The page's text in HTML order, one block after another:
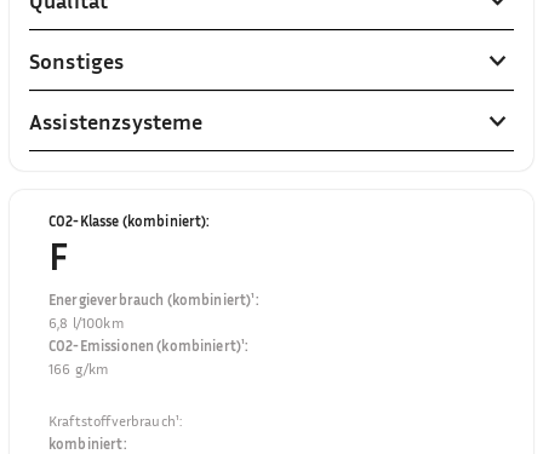
Sonstiges
Assistenzsysteme
CO2-Klasse (kombiniert):
F
Energieverbrauch (kombiniert)¹:
6,8 l/100km
CO2-Emissionen (kombiniert)¹:
166 g/km
Kraftstoffverbrauch¹:
kombiniert: